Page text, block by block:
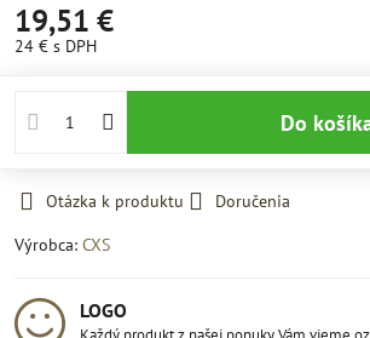
19,51 €
24 € s DPH
Do
Otázka k produktu
Doručenia
Výrobca: CXS
LOGO